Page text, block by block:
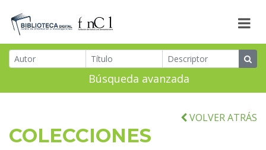
Búsqueda avanzada
VOLVER ATRÁS
COLECCIONES